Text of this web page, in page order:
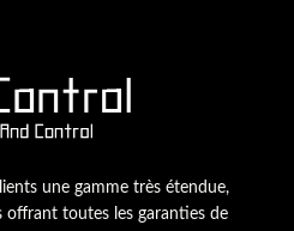
une gamme très étendue,
toutes les garanties de